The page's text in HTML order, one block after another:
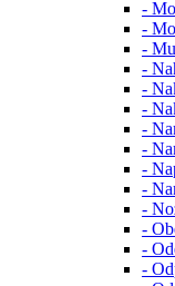
-
-
-
-
-
-
-
-
-
-
-
-
-
-